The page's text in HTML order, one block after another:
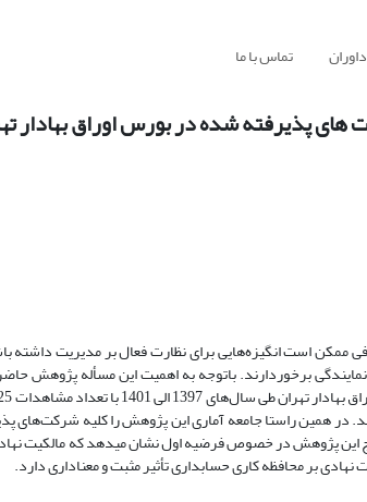
داوران تماس با ما
های پذیرفته شده در بورس اوراق بهادار
ممکن است انگیزه‌هایی برای نظارت فعال بر مدیریت داشته
برخوردارند. باتوجه به اهمیت این مسأله پژوهش
همین راستا جامعه آماری این پژوهش را کلیه شرکت‌های
که به روش حذف سیستماتیک 105 شرکت انتخاب شد. نتایج این پژوهش در خصوص فرضیه اول نشان میدهد که
بر محافظه کاری حسابداری تأثیر مثبت و معناداری دارد.